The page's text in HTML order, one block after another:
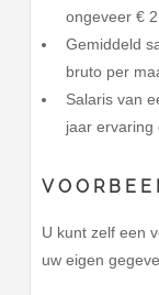
ongeveer €
Gemiddeld
bruto per
Salaris van
jaar ervaring
U kunt zelf een
uw eigen